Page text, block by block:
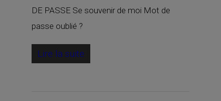
DE PASSE Se souvenir de moi Mot de
passe oublié ?
Lire la suite